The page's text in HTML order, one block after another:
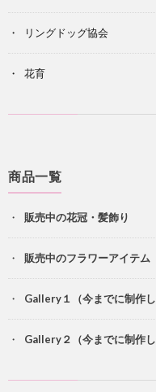
リングドッグ協会
花育
商品一覧
販売中の花冠・髪飾り
販売中のフラワーアイテム
Gallery１（今までに制作し
Gallery２（今までに制作し